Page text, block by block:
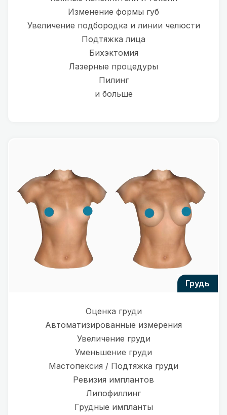
Изменение формы губ
Увеличение подбородка и линии челюсти
Подтяжка лица
Бихэктомия
Лазерные процедуры
Пилинг
и больше
грудь
Оценка груди
Автоматизированные измерения
Увеличение груди
Уменьшение груди
Мастопексия / Подтяжка груди
Ревизия имплантов
Липофиллинг
Грудные импланты